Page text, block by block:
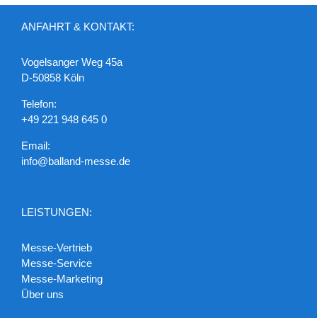
ANFAHRT & KONTAKT:
Vogelsanger Weg 45a
D-50858 Köln
Telefon:
+49 221 948 645 0
Email:
info@balland-messe.de
LEISTUNGEN:
Messe-Vertrieb
Messe-Service
Messe-Marketing
Über uns